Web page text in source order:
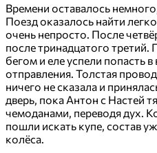
Времени оставалось
Поезд оказалось найти
очень непросто. После
после тринадцатого
бегом и еле успели попасть в
отправления. Толстая
ничего не сказала и
дверь, пока Антон с Настей
чемоданами, переводя дух.
пошли искать купе, состав
колёса.